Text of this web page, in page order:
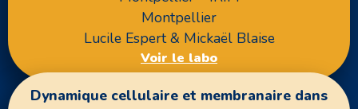
Montpellier
Lucile Espert & Mickaël Blaise
Voir le labo
Dynamique cellulaire et membranaire dans